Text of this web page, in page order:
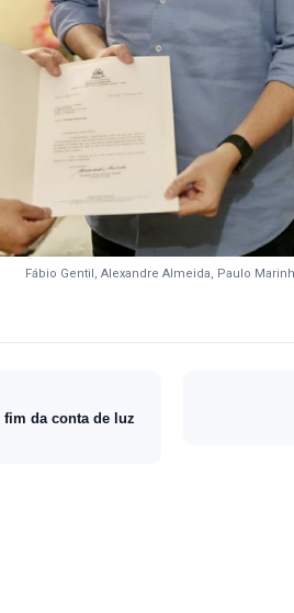
Fábio Gentil, Alexandre Almeida, Paulo
fim da conta de luz